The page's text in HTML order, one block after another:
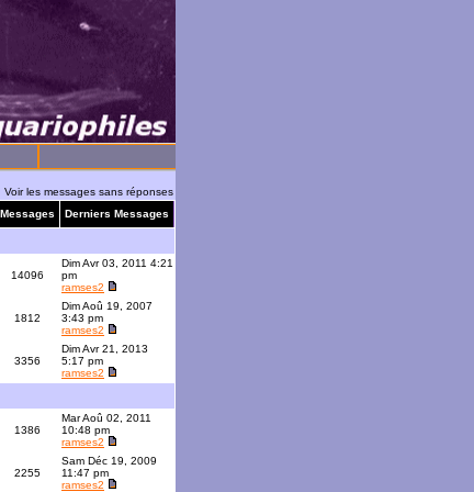
Voir les messages sans réponses
Messages Derniers Messages
14096
Dim Avr 03, 2011 4:21
pm
ramses2
1812
Dim Aoû 19, 2007
3:43 pm
ramses2
3356
Dim Avr 21, 2013
5:17 pm
ramses2
1386
Mar Aoû 02, 2011
10:48 pm
ramses2
2255
Sam Déc 19, 2009
11:47 pm
ramses2